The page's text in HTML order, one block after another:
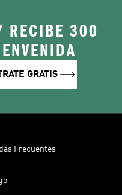
RECIBE 300
GRATIS
Frecuentes